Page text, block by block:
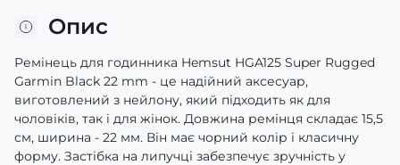
Опис
Ремінець для годинника Hemsut HGA125 Super Rugged
Garmin Black 22 mm - це надійний аксесуар,
виготовлений з нейлону, який підходить як для
чоловіків, так і для жінок. Довжина ремінця складає 15,5
см, ширина - 22 мм. Він має чорний колір і класичну
форму. Застібка на липучці забезпечує зручність у